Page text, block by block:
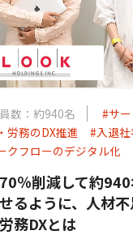
数：約940名
#サ
労務のDX推進
#入退
クフローのデジタル化
％削減して約
るように、人材
務DXとは